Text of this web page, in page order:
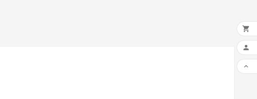


